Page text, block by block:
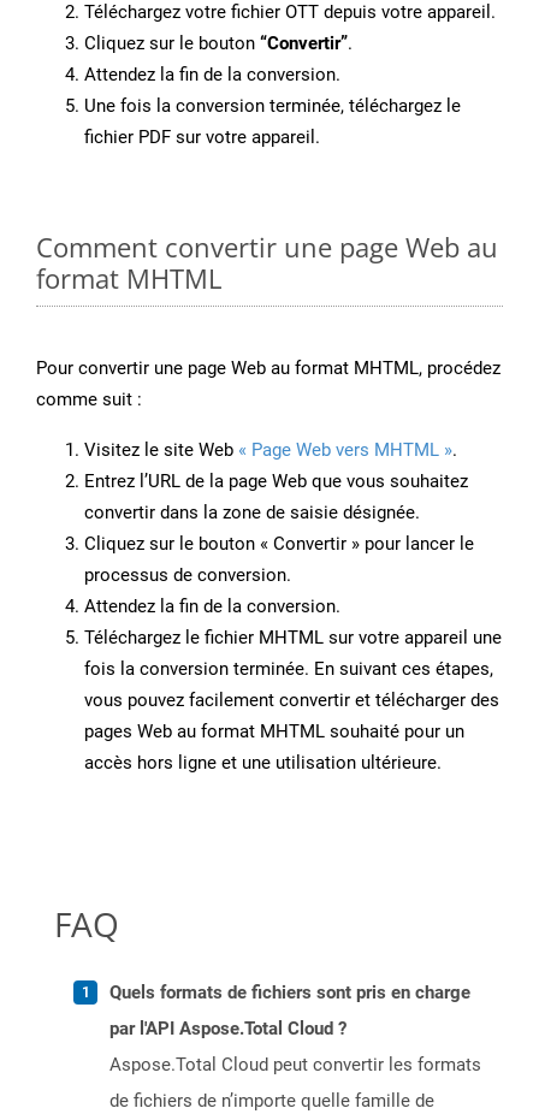
Téléchargez votre fichier OTT depuis votre appareil.
Cliquez sur le bouton “Convertir”.
Attendez la fin de la conversion.
Une fois la conversion terminée, téléchargez le
fichier PDF sur votre appareil.
Comment convertir une page Web au
format MHTML
Pour convertir une page Web au format MHTML, procédez
comme suit :
Visitez le site Web « Page Web vers MHTML ».
Entrez l’URL de la page Web que vous souhaitez
convertir dans la zone de saisie désignée.
Cliquez sur le bouton « Convertir » pour lancer le
processus de conversion.
Attendez la fin de la conversion.
Téléchargez le fichier MHTML sur votre appareil une
fois la conversion terminée. En suivant ces étapes,
vous pouvez facilement convertir et télécharger des
pages Web au format MHTML souhaité pour un
accès hors ligne et une utilisation ultérieure.
FAQ
Quels formats de fichiers sont pris en charge
par l'API Aspose.Total Cloud ?
Aspose.Total Cloud peut convertir les formats
de fichiers de n’importe quelle famille de